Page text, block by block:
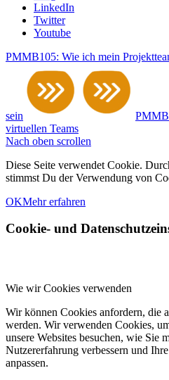
LinkedIn
Twitter
Youtube
PMMB105: Wie ich mein
sein
virtuellen Teams
Nach oben scrollen
Diese Seite verwendet Cookie.
stimmst Du der Verwendung von
OKMehr erfahren
Cookie- und
Wie wir Cookies verwenden
Wir können Cookies anfordern, die
werden. Wir verwenden Cookies,
unsere Websites besuchen, wie Sie
Nutzererfahrung verbessern und
anpassen.